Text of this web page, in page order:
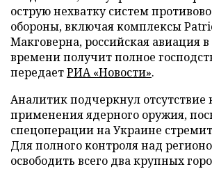
острую нехватку систем
обороны, включая комплексы
Макговерна, российская авиация
времени получит полное
передаетРИА «Новости».
Аналитик подчеркнул отсутствие
применения ядерного оружия,
спецоперации на Украине
Для полного контроля над
освободить всего два крупных